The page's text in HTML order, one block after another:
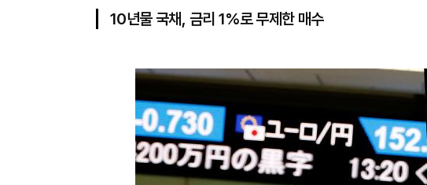
10년물 국채, 금리 1%로 무제한 매수